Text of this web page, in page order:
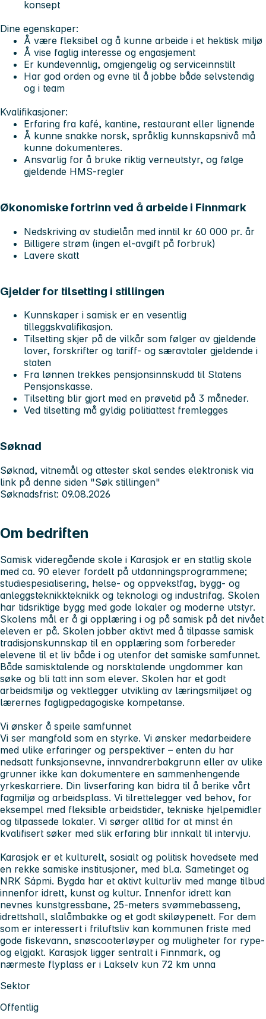
konsept
Dine egenskaper:
Å være fleksibel og å kunne arbeide i et hektisk miljø
Å vise faglig interesse og engasjement
Er kundevennlig, omgjengelig og serviceinnstilt
Har god orden og evne til å jobbe både selvstendig
og i team
Kvalifikasjoner:
Erfaring fra kafé, kantine, restaurant eller lignende
Å kunne snakke norsk, språklig kunnskapsnivå må
kunne dokumenteres.
Ansvarlig for å bruke riktig verneutstyr, og følge
gjeldende HMS-regler
Økonomiske fortrinn ved å arbeide i Finnmark
Nedskriving av studielån med inntil kr 60 000 pr. år
Billigere strøm (ingen el-avgift på forbruk)
Lavere skatt
Gjelder for tilsetting i stillingen
Kunnskaper i samisk er en vesentlig
tilleggskvalifikasjon.
Tilsetting skjer på de vilkår som følger av gjeldende
lover, forskrifter og tariff- og særavtaler gjeldende i
staten
Fra lønnen trekkes pensjonsinnskudd til Statens
Pensjonskasse.
Tilsetting blir gjort med en prøvetid på 3 måneder.
Ved tilsetting må gyldig politiattest fremlegges
Søknad
Søknad, vitnemål og attester skal sendes elektronisk via
link på denne siden "Søk stillingen"
Søknadsfrist: 09.08.2026
Om bedriften
Samisk videregående skole i Karasjok er en statlig skole
med ca. 90 elever fordelt på utdanningsprogrammene;
studiespesialisering, helse- og oppvekstfag, bygg- og
anleggsteknikkteknikk og teknologi og industrifag. Skolen
har tidsriktige bygg med gode lokaler og moderne utstyr.
Skolens mål er å gi opplæring i og på samisk på det nivået
eleven er på. Skolen jobber aktivt med å tilpasse samisk
tradisjonskunnskap til en opplæring som forbereder
elevene til et liv både i og utenfor det samiske samfunnet.
Både samisktalende og norsktalende ungdommer kan
søke og bli tatt inn som elever. Skolen har et godt
arbeidsmiljø og vektlegger utvikling av læringsmiljøet og
lærernes fagligpedagogiske kompetanse.
Vi ønsker å speile samfunnet
Vi ser mangfold som en styrke. Vi ønsker medarbeidere
med ulike erfaringer og perspektiver – enten du har
nedsatt funksjonsevne, innvandrerbakgrunn eller av ulike
grunner ikke kan dokumentere en sammenhengende
yrkeskarriere. Din livserfaring kan bidra til å berike vårt
fagmiljø og arbeidsplass. Vi tilrettelegger ved behov, for
eksempel med fleksible arbeidstider, tekniske hjelpemidler
og tilpassede lokaler. Vi sørger alltid for at minst én
kvalifisert søker med slik erfaring blir innkalt til intervju.
Karasjok er et kulturelt, sosialt og politisk hovedsete med
en rekke samiske institusjoner, med bl.a. Sametinget og
NRK Sápmi. Bygda har et aktivt kulturliv med mange tilbud
innenfor idrett, kunst og kultur. Innenfor idrett kan
nevnes kunstgressbane, 25-meters svømmebasseng,
idrettshall, slalåmbakke og et godt skiløypenett. For dem
som er interessert i friluftsliv kan kommunen friste med
gode fiskevann, snøscooterløyper og muligheter for rype-
og elgjakt. Karasjok ligger sentralt i Finnmark, og
nærmeste flyplass er i Lakselv kun 72 km unna
Sektor
Offentlig